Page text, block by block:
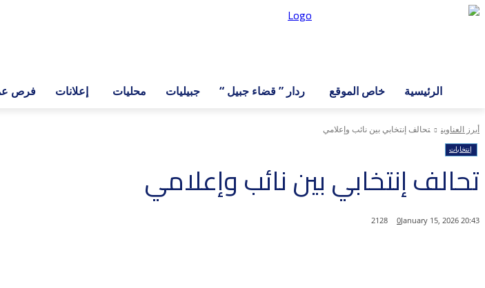
الرئيسية خاص الموقع ردار ” قضاء جبيل “ جبيليات محليات إعلانات فرص
أبرز العناوين تحالف إنتخابي بين نائب وإعلامي
إنتخابات
تحالف إنتخابي بين نائب وإعلامي
20:43 2026 ,January 15
0
2128